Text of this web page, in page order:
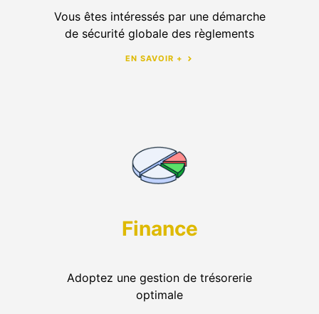
Vous êtes intéressés par une démarche
de sécurité globale des règlements
EN SAVOIR +
Finance
Adoptez une gestion de trésorerie
optimale